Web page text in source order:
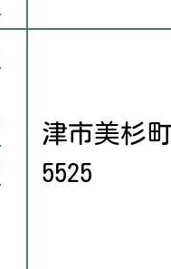
津市美杉
5525